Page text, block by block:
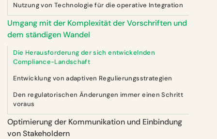
Nutzung von Technologie für die operative Integration
Umgang mit der Komplexität der Vorschriften und
dem ständigen Wandel
Die Herausforderung der sich entwickelnden
Compliance-Landschaft
Entwicklung von adaptiven Regulierungsstrategien
Den regulatorischen Änderungen immer einen Schritt
voraus
Optimierung der Kommunikation und Einbindung
von Stakeholdern